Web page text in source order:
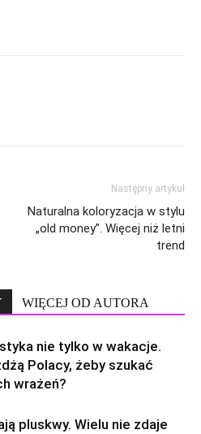
Następny artykuł
Naturalna koloryzacja w stylu
„old money”. Więcej niż letni
trend
WIĘCEJ OD AUTORA
nie tylko w wakacje.
Polacy, żeby szukać
wrażeń?
pluskwy. Wielu nie zdaje